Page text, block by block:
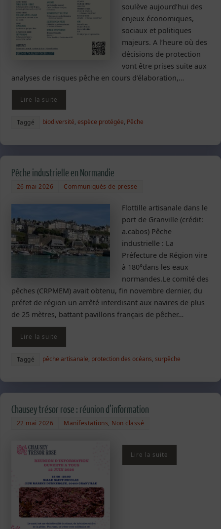
soulève aujourd’hui des
enjeux économiques,
sociaux et politiques
majeurs. A l’heure où des
décisions de protection
vont être prises suite aux
analyses de risques pêche en cours d’élaboration,…
Lire la suite
Taggé biodiversité,espèce protégée, Pêche
Pêche industrielle en Normandie
26 mai 2026 Communiqués de presse
Flottille artisanale dans le
port de Granville (crédit:
a.cabos) Pêche
industrielle : La
Préfecture de Région vire
à 180°dans les eaux
normandes.Le comité des
pêches (CRPMEM) avait obtenu, fin novembre dernier, du
préfet de région un arrêté interdisant aux navires de plus
de 25 mètres, battant pavillons français de pêcher…
Lire la suite
Taggé pêche artisanale, protection des océans,surpêche
Chausey trésor rose : réunion d’information
22 mai 2026 Manifestations, Non classé
Lire la suite